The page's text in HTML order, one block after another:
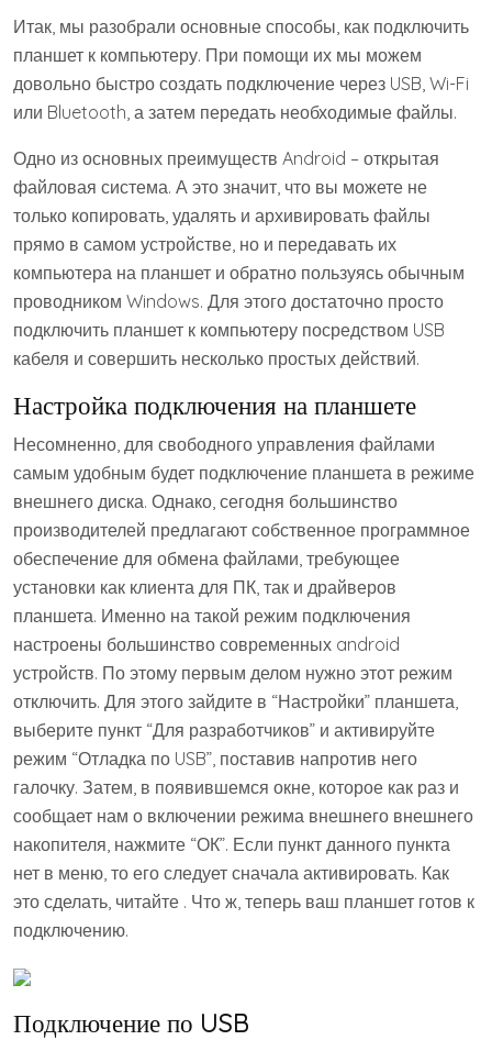
Итак, мы разобрали основные способы, как подключить
планшет к компьютеру. При помощи их мы можем
довольно быстро создать подключение через USB, Wi-Fi
или Bluetooth, а затем передать необходимые файлы.
Одно из основных преимуществ Android – открытая
файловая система. А это значит, что вы можете не
только копировать, удалять и архивировать файлы
прямо в самом устройстве, но и передавать их
компьютера на планшет и обратно пользуясь обычным
проводником Windows. Для этого достаточно просто
подключить планшет к компьютеру посредством USB
кабеля и совершить несколько простых действий.
Настройка подключения на планшете
Несомненно, для свободного управления файлами
самым удобным будет подключение планшета в режиме
внешнего диска. Однако, сегодня большинство
производителей предлагают собственное программное
обеспечение для обмена файлами, требующее
установки как клиента для ПК, так и драйверов
планшета. Именно на такой режим подключения
настроены большинство современных android
устройств. По этому первым делом нужно этот режим
отключить. Для этого зайдите в “Настройки” планшета,
выберите пункт “Для разработчиков” и активируйте
режим “Отладка по USB”, поставив напротив него
галочку. Затем, в появившемся окне, которое как раз и
сообщает нам о включении режима внешнего внешнего
накопителя, нажмите “ОК”. Если пункт данного пункта
нет в меню, то его следует сначала активировать. Как
это сделать, читайте . Что ж, теперь ваш планшет готов к
подключению.
Подключение по USB